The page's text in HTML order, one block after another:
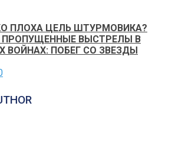
ПЛОХА ЦЕЛЬ ШТУРМОВИКА?
ПРОПУЩЕННЫЕ ВЫСТРЕЛЫ В
ВОЙНАХ: ПОБЕГ СО ЗВЕЗДЫ